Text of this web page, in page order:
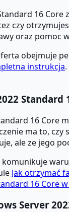
16
czy
oraz pomoc
obejmuje
instrukcja
Standard
16 Core
ma to,
ale ze jego
Jak otrzymać
16 Core
Server